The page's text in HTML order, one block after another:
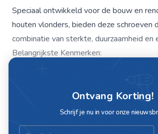
Speciaal ontwikkeld voor de bouw en
houten vlonders, bieden deze schroeven
combinatie van sterkte, duurzaamheid en
Belangrijkste Kenmerken:
Gemaakt
roestvrij staal (RVS) voor uitstekende
corrosiebestendigheid, ideaal voor
Zelftappende Punt:Voorzien van een
punt die voorboren overbodig maakt,
Ontvang Korting!
Schrijf je nu in voor onze
Email